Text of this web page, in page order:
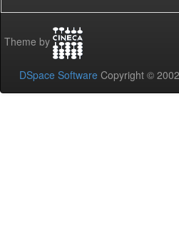
Theme by
DSpace Software Copyright ©